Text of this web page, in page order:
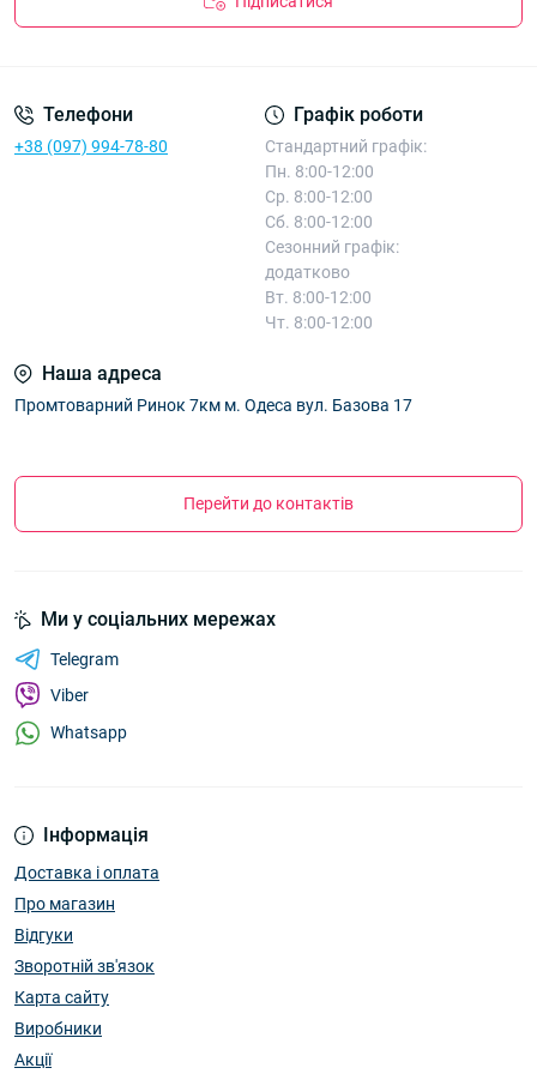
Телефони
+38 (097) 994-78-80
Графік роботи
Стандартний графік:
Пн. 8:00-12:00
Ср. 8:00-12:00
Сб. 8:00-12:00
Сезонний графік:
додатково
Вт. 8:00-12:00
Чт. 8:00-12:00
Наша адреса
Промтоварний Ринок 7км м. Одеса вул. Базова 17
Перейти до контактів
Інформація
Доставка і оплата
Про магазин
Відгуки
Зворотній зв'язок
Карта сайту
Виробники
Акції
Ми у соціальних мережах
Telegram
Viber
Whatsapp